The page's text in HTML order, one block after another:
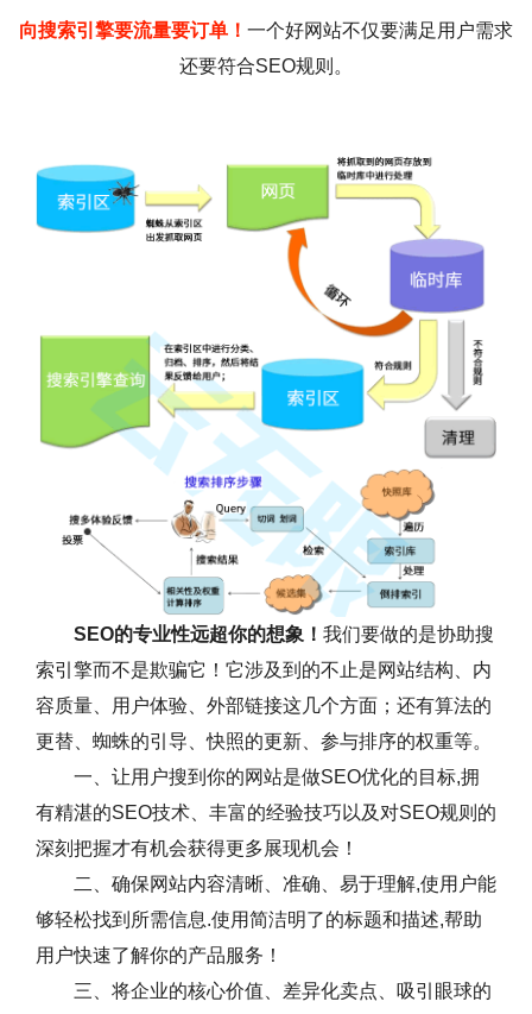
向搜索引擎要流量要订单！ 一个好网站不仅要满足用户需求
还要符合SEO规则。
SEO的专业性远超你的想象！ 我们要做的是协助搜
索引擎而不是欺骗它！它涉及到的不止是网站结构、内
容质量、用户体验、外部链接这几个方面；还有算法的
更替、蜘蛛的引导、快照的更新、参与排序的权重等。
一、让用户搜到你的网站是做SEO优化的目标,拥
有精湛的SEO技术、丰富的经验技巧以及对SEO规则的
深刻把握才有机会获得更多展现机会！
二、确保网站内容清晰、准确、易于理解,使用户能
够轻松找到所需信息.使用简洁明了的标题和描述,帮助
用户快速了解你的产品服务！
三、将企业的核心价值、差异化卖点、吸引眼球的